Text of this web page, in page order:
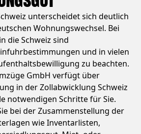
unterscheidet sich deutlich
Wohnungswechsel. Bei
die Schweiz sind
und in vielen
zu beachten.
GmbH verfügt über
in der Zollabwicklung Schweiz
notwendigen Schritte für Sie.
bei der Zusammenstellung der
wie Inventarlisten,